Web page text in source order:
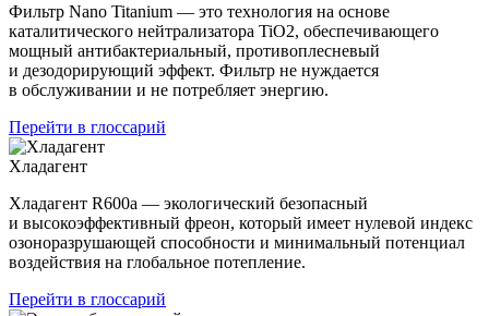
Фильтр Nano Titanium — это технология на основе
каталитического нейтрализатора TiO2, обеспечивающего
мощный антибактериальный, противоплесневый
и дезодорирующий эффект. Фильтр не нуждается
в обслуживании и не потребляет энергию.
Перейти в глоссарий
Хладагент
Хладагент R600a — экологический безопасный
и высокоэффективный фреон, который имеет нулевой индекс
озоноразрушающей способности и минимальный потенциал
воздействия на глобальное потепление.
Перейти в глоссарий